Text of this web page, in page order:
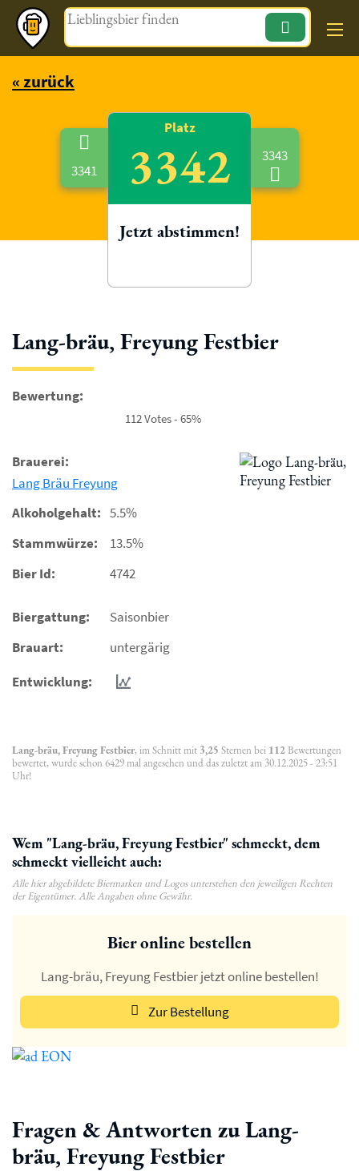
Magazin
« zurück
Lang-bräu, Freyung Festbier
Bewertung:
112 Votes - 65%
Brauerei:
Lang Bräu Freyung
Alkoholgehalt: 5.5%
Stammwürze:
13.5%
Bier Id:
4742
Biergattung:
Saisonbier
Brauart:
untergärig
Entwicklung:
Lang-bräu, Freyung Festbier, im Schnitt mit 3,25 Sternen bei 112Bewertungen
bewertet, wurde schon 6429 mal angesehen und das zuletzt am 30.12.2025 - 23:51
Uhr!
Wem "Lang-bräu, Freyung Festbier" schmeckt, dem
schmeckt vielleicht auch:
Alle hier abgebildete Biermarken und Logos unterstehen den jeweiligen Rechten
der Eigentümer. Alle Angaben ohne Gewähr.
3341
Platz
3342
Jetzt abstimmen!
3343
Bier online bestellen
Lang-bräu, Freyung Festbier jetzt online bestellen!
Zur Bestellung
Fragen & Antworten zu Lang-
bräu, Freyung Festbier